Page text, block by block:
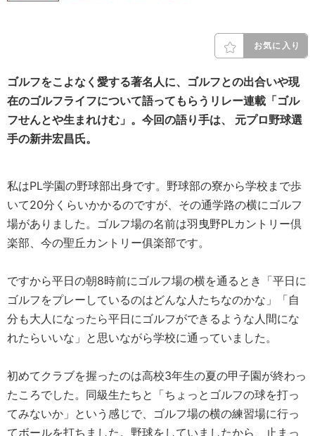
お気に入り
ゴルフをこよなく愛する著名人に、ゴルフとの出合いや現
在のゴルフライフについて語ってもらうリレー連載「ゴル
フせんとや生まれけむ」。今回の語り手は、 元プロ野球選
手の新井宏昌氏。
私はPL学園の野球部出身です。野球部の寮から学校まで歩
いて20分くらいかかるのですが、その通学路の横にゴルフ
場がありました。ゴルフ場の名前は羽曳野PLカントリー倶
楽部、今の聖丘カントリー俱楽部です。
ですから平日の朝8時前にゴルフ場の横を通るとき「平日に
ゴルフをプレーしているのはどんな人たちなのかな」「自
分も大人になったら平日にゴルフができるような人間にな
れたらいいな」と思いながら学校に通っていました。
初めてクラブを握ったのは高校3年生の夏の甲子園が終わっ
たころでした。同級生たちと「ちょっとゴルフの球を打っ
てみないか」という感じで、ゴルフ場の横の練習場に行っ
てボールを打ちました。野球をしていましたから、止まっ